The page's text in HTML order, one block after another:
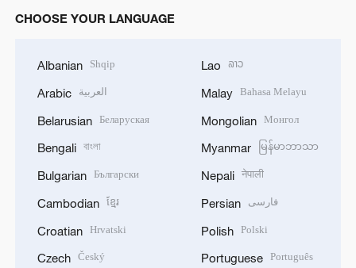
CHOOSE YOUR LANGUAGE
Albanian Shqip
Arabic العربية
Belarusian Беларуская
Bengali বাংলা
Bulgarian Български
Cambodian ខ្មែរ
Croatian Hrvatski
Czech Český
Lao ລາວ
Malay Bahasa Melayu
Mongolian Монгол
Myanmar မြန်မာဘာသာ
Nepali नेपाली
Persian فارسی
Polish Polski
Portuguese Português